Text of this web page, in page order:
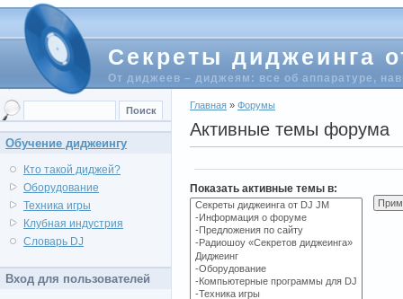
Секреты диджеинга
От диджеев – диджеям: все об аппаратуре,
Главная » Форумы
Активные темы форума
Показать активные темы в:
Обучение диджеингу
Кто такой диджей?
Оборудование
Техника игры
Клубная индустрия
Словарь DJ
Вход для пользователей